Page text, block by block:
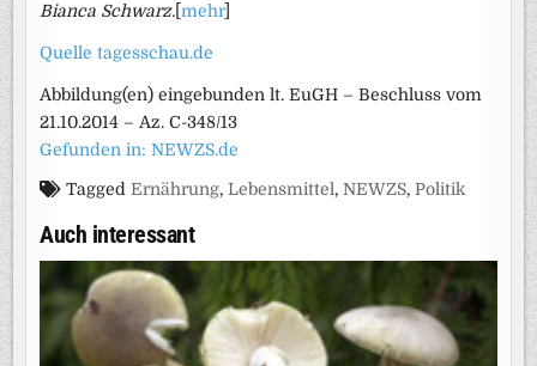
Bianca Schwarz. [mehr]
Quelle tagesschau.de
Abbildung(en) eingebunden lt. EuGH – Beschluss vom
21.10.2014 – Az. C-348/13
Gefunden in: NEWZS.de
TaggedErnährung,Lebensmittel,NEWZS,Politik
Auch interessant